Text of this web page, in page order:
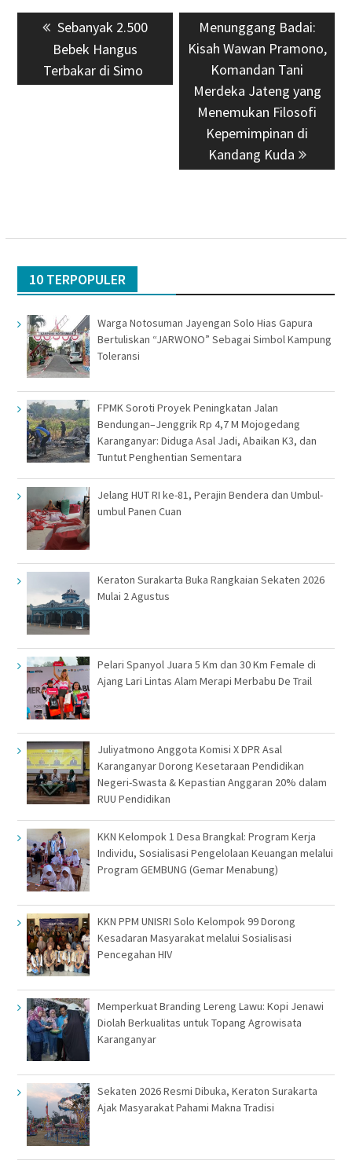
Navigasi
Previous
post:
Sebanyak 2.500
Bebek Hangus
Terbakar di Simo
Next
post:
Menunggang Badai:
Kisah Wawan Pramono,
Komandan Tani
Merdeka Jateng yang
Menemukan Filosofi
Kepemimpinan di
Kandang Kuda
10 TERPOPULER
Warga Notosuman Jayengan Solo Hias Gapura
Bertuliskan “JARWONO” Sebagai Simbol Kampung
Toleransi
FPMK Soroti Proyek Peningkatan Jalan
Bendungan–Jenggrik Rp 4,7 M Mojogedang
Karanganyar: Diduga Asal Jadi, Abaikan K3, dan
Tuntut Penghentian Sementara
Jelang HUT RI ke-81, Perajin Bendera dan Umbul-
umbul Panen Cuan
Keraton Surakarta Buka Rangkaian Sekaten 2026
Mulai 2 Agustus
Pelari Spanyol Juara 5 Km dan 30 Km Female di
Ajang Lari Lintas Alam Merapi Merbabu De Trail
Juliyatmono Anggota Komisi X DPR Asal
Karanganyar Dorong Kesetaraan Pendidikan
Negeri-Swasta & Kepastian Anggaran 20% dalam
RUU Pendidikan
KKN Kelompok 1 Desa Brangkal: Program Kerja
Individu, Sosialisasi Pengelolaan Keuangan melalui
Program GEMBUNG (Gemar Menabung)
KKN PPM UNISRI Solo Kelompok 99 Dorong
Kesadaran Masyarakat melalui Sosialisasi
Pencegahan HIV
Memperkuat Branding Lereng Lawu: Kopi Jenawi
Diolah Berkualitas untuk Topang Agrowisata
Karanganyar
Sekaten 2026 Resmi Dibuka, Keraton Surakarta
Ajak Masyarakat Pahami Makna Tradisi